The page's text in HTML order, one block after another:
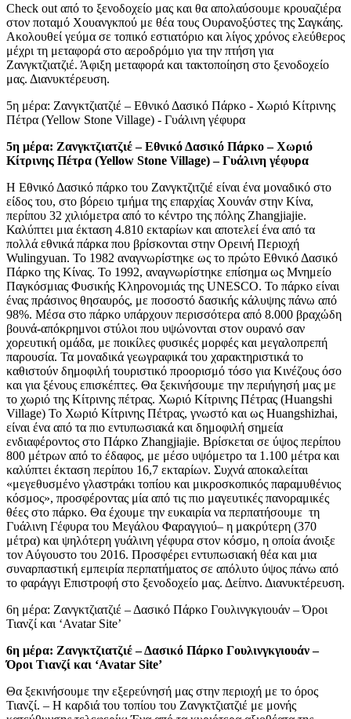
Check out από το ξενοδοχείο μας και θα απολαύσουμε κρουαζιέρα
στον ποταμό Χουανγκπού με θέα τους Ουρανοξύστες της Σαγκάης.
Ακολουθεί γεύμα σε τοπικό εστιατόριο και λίγος χρόνος ελεύθερος
μέχρι τη μεταφορά στο αεροδρόμιο για την πτήση για
Ζανγκτζιατζιέ. Άφιξη μεταφορά και τακτοποίηση στο ξενοδοχείο
μας. Διανυκτέρευση.
5η μέρα: Ζανγκτζιατζιέ – Εθνικό Δασικό Πάρκο - Χωριό Κίτρινης
Πέτρα (Yellow Stone Village) - Γυάλινη γέφυρα
5η μέρα: Ζανγκτζιατζιέ – Εθνικό Δασικό Πάρκο – Χωριό
Κίτρινης Πέτρα (Yellow Stone Village) – Γυάλινη γέφυρα
Η Εθνικό Δασικό πάρκο του Ζανγκτζιτζιέ είναι ένα μοναδικό στο
είδος του, στο βόρειο τμήμα της επαρχίας Χουνάν στην Κίνα,
περίπου 32 χιλιόμετρα από το κέντρο της πόλης Zhangjiajie.
Καλύπτει μια έκταση 4.810 εκταρίων και αποτελεί ένα από τα
πολλά εθνικά πάρκα που βρίσκονται στην Ορεινή Περιοχή
Wulingyuan. Το 1982 αναγνωρίστηκε ως το πρώτο Εθνικό Δασικό
Πάρκο της Κίνας. Το 1992, αναγνωρίστηκε επίσημα ως Μνημείο
Παγκόσμιας Φυσικής Κληρονομιάς της UNESCO. Το πάρκο είναι
ένας πράσινος θησαυρός, με ποσοστό δασικής κάλυψης πάνω από
98%. Μέσα στο πάρκο υπάρχουν περισσότερα από 8.000 βραχώδη
βουνά-απόκρημνοι στύλοι που υψώνονται στον ουρανό σαν
χορευτική ομάδα, με ποικίλες φυσικές μορφές και μεγαλοπρεπή
παρουσία. Τα μοναδικά γεωγραφικά του χαρακτηριστικά το
καθιστούν δημοφιλή τουριστικό προορισμό τόσο για Κινέζους όσο
και για ξένους επισκέπτες. Θα ξεκινήσουμε την περιήγησή μας με
το χωριό της Κίτρινης πέτρας. Χωριό Κίτρινης Πέτρας (Huangshi
Village) Το Χωριό Κίτρινης Πέτρας, γνωστό και ως Huangshizhai,
είναι ένα από τα πιο εντυπωσιακά και δημοφιλή σημεία
ενδιαφέροντος στο Πάρκο Zhangjiajie. Βρίσκεται σε ύψος περίπου
800 μέτρων από το έδαφος, με μέσο υψόμετρο τα 1.100 μέτρα και
καλύπτει έκταση περίπου 16,7 εκταρίων. Συχνά αποκαλείται
«μεγεθυσμένο γλαστράκι τοπίου και μικροσκοπικός παραμυθένιος
κόσμος», προσφέροντας μία από τις πιο μαγευτικές πανοραμικές
θέες στο πάρκο. Θα έχουμε την ευκαιρία να περπατήσουμε τη
Γυάλινη Γέφυρα του Μεγάλου Φαραγγιού– η μακρύτερη (370
μέτρα) και ψηλότερη γυάλινη γέφυρα στον κόσμο, η οποία άνοιξε
τον Αύγουστο του 2016. Προσφέρει εντυπωσιακή θέα και μια
συναρπαστική εμπειρία περπατήματος σε απόλυτο ύψος πάνω από
το φαράγγι Επιστροφή στο ξενοδοχείο μας. Δείπνο. Διανυκτέρευση.
6η μέρα: Ζανγκτζιατζιέ – Δασικό Πάρκο Γουλινγκγιουάν – Όροι
Τιανζί και ‘Avatar Site’
6η μέρα: Ζανγκτζιατζιέ – Δασικό Πάρκο Γουλινγκγιουάν –
Όροι Τιανζί και ‘Avatar Site’
Θα ξεκινήσουμε την εξερεύνησή μας στην περιοχή με το όρος
Τιανζί. – Η καρδιά του τοπίου του Ζανγκτζιατζιέ με μονής